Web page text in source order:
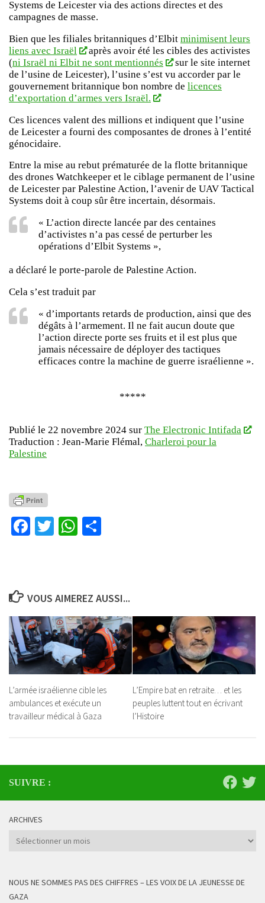
Systems de Leicester via des actions directes et des
campagnes de masse.
Bien que les filiales britanniques d’Elbit minimisent leurs
liens avec Israël
après avoir été les cibles des activistes
(ni Israël ni Elbit ne sont mentionnés
sur le site internet
de l’usine de Leicester), l’usine s’est vu accorder par le
gouvernement britannique bon nombre de licences
d’exportation d’armes vers Israël.
Ces licences valent des millions et indiquent que l’usine
de Leicester a fourni des composantes de drones à l’entité
génocidaire.
Entre la mise au rebut prématurée de la flotte britannique
des drones Watchkeeper et le ciblage permanent de l’usine
de Leicester par Palestine Action, l’avenir de UAV Tactical
Systems doit à coup sûr être incertain, désormais.
« L’action directe lancée par des centaines
d’activistes n’a pas cessé de perturber les
opérations d’Elbit Systems »,
a déclaré le porte-parole de Palestine Action.
Cela s’est traduit par
« d’importants retards de production, ainsi que des
dégâts à l’armement. Il ne fait aucun doute que
l’action directe porte ses fruits et il est plus que
jamais nécessaire de déployer des tactiques
efficaces contre la machine de guerre israélienne ».
*****
Publié le 22 novembre 2024 sur The Electronic Intifada
Traduction : Jean-Marie Flémal, Charleroi pour la
Palestine
Facebook
TwitterWhatsApp
VOUS AIMEREZ AUSSI...
L’armée israélienne cible les
ambulances et exécute un
travailleur médical à Gaza
L’Empire bat en retraite… et les
peuples luttent tout en écrivant
l’Histoire
SUIVRE :
ARCHIVES
Archives
NOUS NE SOMMES PAS DES CHIFFRES – LES VOIX DE LA JEUNESSE DE
GAZA